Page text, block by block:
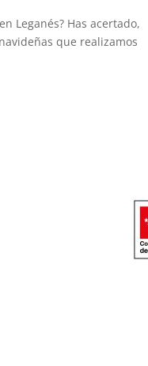
Leganés? Has acertado,
que realizamos